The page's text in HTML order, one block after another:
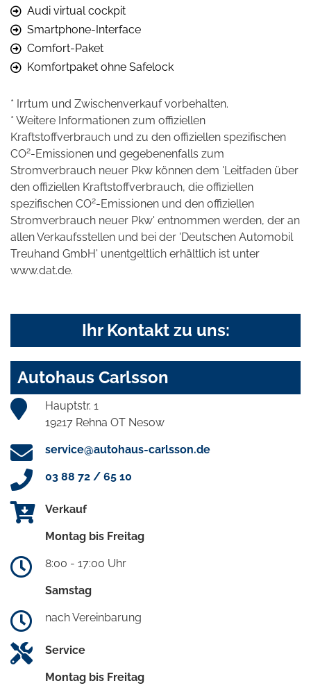
Audi virtual cockpit
Smartphone-Interface
Comfort-Paket
Komfortpaket ohne Safelock
* Irrtum und Zwischenverkauf vorbehalten.
* Weitere Informationen zum offiziellen
Kraftstoffverbrauch und zu den offiziellen spezifischen
CO2-Emissionen und gegebenenfalls zum
Stromverbrauch neuer Pkw können dem 'Leitfaden über
den offiziellen Kraftstoffverbrauch, die offiziellen
spezifischen CO2-Emissionen und den offiziellen
Stromverbrauch neuer Pkw' entnommen werden, der an
allen Verkaufsstellen und bei der 'Deutschen Automobil
Treuhand GmbH' unentgeltlich erhältlich ist unter
www.dat.de.
Ihr Kontakt zu uns:
Autohaus Carlsson
Hauptstr. 1
19217 Rehna OT Nesow
service@autohaus-carlsson.de
03 88 72 / 65 10
Verkauf
Montag bis Freitag
8:00 - 17:00 Uhr
Samstag
nach Vereinbarung
Service
Montag bis Freitag